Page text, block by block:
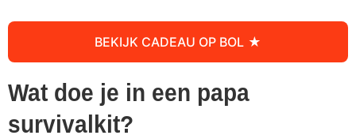
BEKIJK CADEAU OP BOL
Wat doe je in een papa
survivalkit?